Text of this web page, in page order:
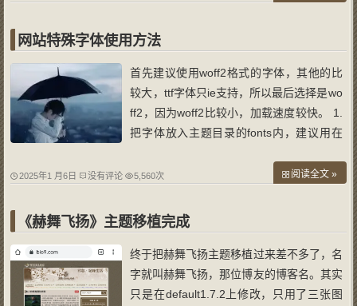
化，也就是前台和后台的css和js
网站特殊字体使用方法
首先建议使用woff2格式的字体，其他的比
较大，ttf字体只ie支持，所以最后选择是wo
ff2，因为woff2比较小，加载速度较快。 1.
把字体放入主题目录的fonts内，建议用在
来的woff2很小，比较好。 2.在style的css
i'; src: url('fonts/
2025年1 月6日 没有评论 5,560次 阅读全文 »
《赫舞飞扬》主题移植完成
终于把赫舞飞扬主题移植过来差不多了，名
字就叫赫舞飞扬，那位博友的博客名。其实
只是在default1.7.2上修改，只用了三张图